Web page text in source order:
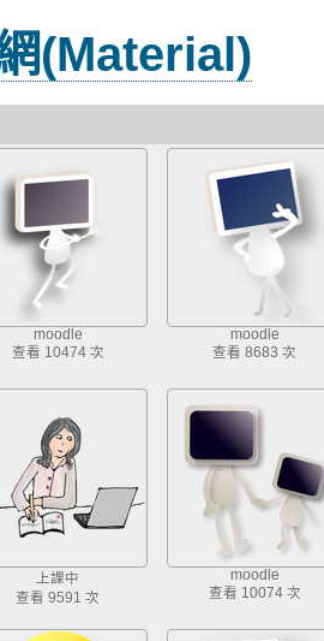
(Material)
moodle
查看 10474 次
moodle
查看 8683 次
上課中
查看 9591 次
moodle
查看 10074 次